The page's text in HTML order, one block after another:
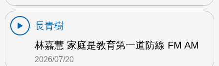
長青樹
林嘉慧 家庭是教育第一道防線 FM AM
2026/07/20